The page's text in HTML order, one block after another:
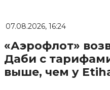
07.08.2026, 16:24
«Аэрофлот»
Даби с
выше, чем у